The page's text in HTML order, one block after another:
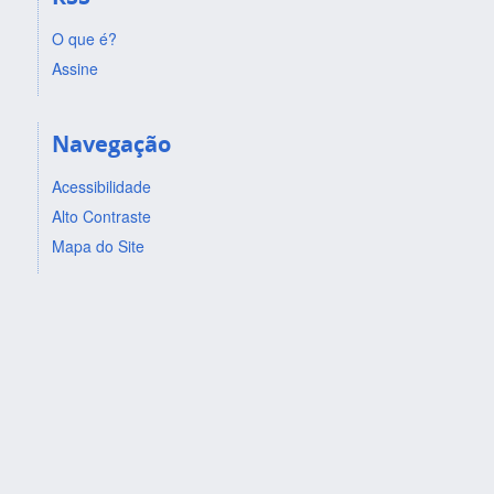
O que é?
Assine
Navegação
Acessibilidade
Alto Contraste
Mapa do Site